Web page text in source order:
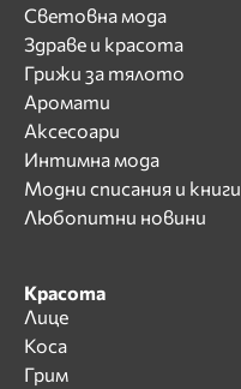
Световна мода
Здраве и красота
Грижи за тялото
Аромати
Аксесоари
Интимна мода
Модни списания и книги
Любопитни новини
Красота
Лице
Коса
Грим